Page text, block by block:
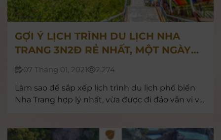
GỢI Ý LỊCH TRÌNH DU LỊCH NHA
TRANG 3N2Đ RẺ NHẤT, MỘT NGÀY
TRÊN ĐẢO NGỌC VINWONDER VÀ
HAI NGÀY VI VU TỰ DO TRÊN ĐẤT
LIỀN
07 Tháng 01, 2021
2.274
Làm sao để sắp xếp lịch trình du lịch phố biển
Nha Trang hợp lý nhất, vừa được đi đảo vẫn vi vu